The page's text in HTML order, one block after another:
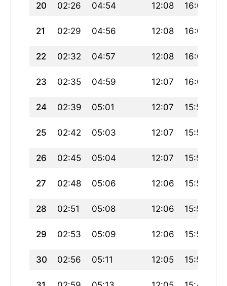
20 02:26 04:54 12:08 16:04
21 02:29 04:56 12:08 16:03
22 02:32 04:57 12:08 16:02
23 02:35 04:59 12:07 16:00
24 02:39 05:01 12:07 15:59
25 02:42 05:03 12:07 15:58
26 02:45 05:04 12:07 15:56
27 02:48 05:06 12:06 15:55
28 02:51 05:08 12:06 15:54
29 02:53 05:09 12:06 15:52
30 02:56 05:11 12:05 15:51